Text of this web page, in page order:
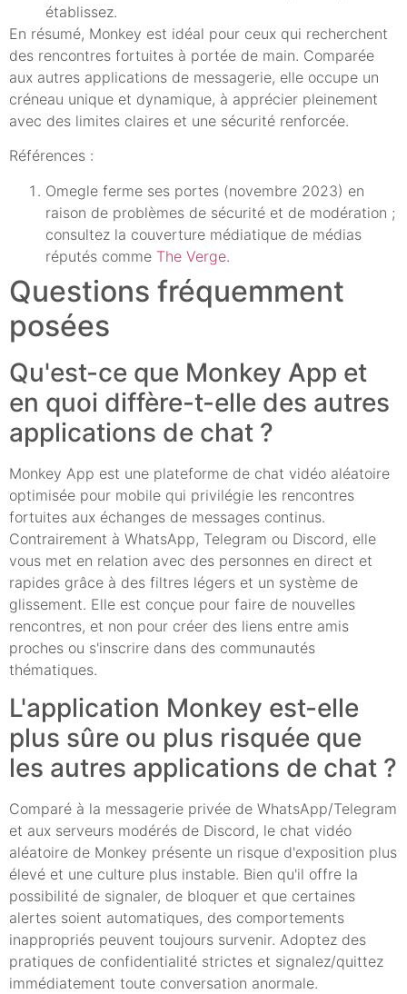
établissez.
En résumé, Monkey est idéal pour ceux qui recherchent
des rencontres fortuites à portée de main. Comparée
aux autres applications de messagerie, elle occupe un
créneau unique et dynamique, à apprécier pleinement
avec des limites claires et une sécurité renforcée.
Références :
Omegle ferme ses portes (novembre 2023) en
raison de problèmes de sécurité et de modération ;
consultez la couverture médiatique de médias
réputés comme The Verge.
Questions fréquemment
posées
Qu'est-ce que Monkey App et
en quoi diffère-t-elle des autres
applications de chat ?
Monkey App est une plateforme de chat vidéo aléatoire
optimisée pour mobile qui privilégie les rencontres
fortuites aux échanges de messages continus.
Contrairement à WhatsApp, Telegram ou Discord, elle
vous met en relation avec des personnes en direct et
rapides grâce à des filtres légers et un système de
glissement. Elle est conçue pour faire de nouvelles
rencontres, et non pour créer des liens entre amis
proches ou s'inscrire dans des communautés
thématiques.
L'application Monkey est-elle
plus sûre ou plus risquée que
les autres applications de chat ?
Comparé à la messagerie privée de WhatsApp/Telegram
et aux serveurs modérés de Discord, le chat vidéo
aléatoire de Monkey présente un risque d'exposition plus
élevé et une culture plus instable. Bien qu'il offre la
possibilité de signaler, de bloquer et que certaines
alertes soient automatiques, des comportements
inappropriés peuvent toujours survenir. Adoptez des
pratiques de confidentialité strictes et signalez/quittez
immédiatement toute conversation anormale.